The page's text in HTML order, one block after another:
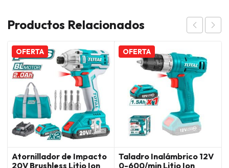
Productos Relacionados
OFERTA
Atornillador de Impacto
20V Brushless Litio Ion
OFERTA
Taladro Inalámbrico 12V
0-600/min Litio Ion